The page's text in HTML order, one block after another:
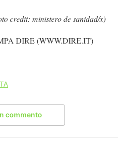
credit: ministero de sanidad/x)
DIRE (WWW.DIRE.IT)
commento